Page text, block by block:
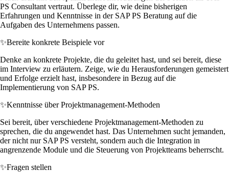
PS Consultant vertraut. Überlege dir, wie deine bisherigen
Erfahrungen und Kenntnisse in der SAP PS Beratung auf die
Aufgaben des Unternehmens passen.
✨Bereite konkrete Beispiele vor
Denke an konkrete Projekte, die du geleitet hast, und sei bereit, diese
im Interview zu erläutern. Zeige, wie du Herausforderungen gemeistert
und Erfolge erzielt hast, insbesondere in Bezug auf die
Implementierung von SAP PS.
✨Kenntnisse über Projektmanagement-Methoden
Sei bereit, über verschiedene Projektmanagement-Methoden zu
sprechen, die du angewendet hast. Das Unternehmen sucht jemanden,
der nicht nur SAP PS versteht, sondern auch die Integration in
angrenzende Module und die Steuerung von Projektteams beherrscht.
✨Fragen stellen